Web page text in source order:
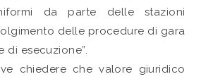
da parte delle stazioni
delle procedure di gara
di esecuzione”.
chiedere che valore giuridico